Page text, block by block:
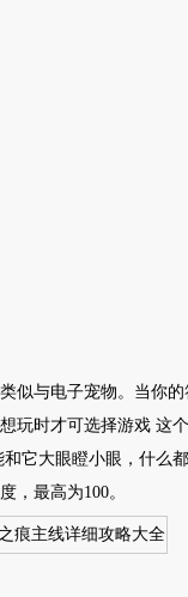
似与电子宠物。当你
玩时才可选择游戏 这
它大眼瞪小眼，什么
，最高为100。